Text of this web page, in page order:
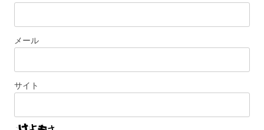
メール
サイト